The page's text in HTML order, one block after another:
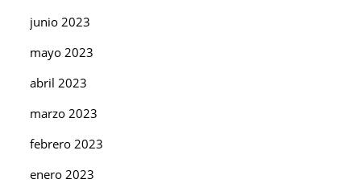
junio 2023
mayo 2023
abril 2023
marzo 2023
febrero 2023
enero 2023